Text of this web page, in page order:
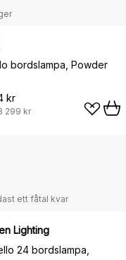
bordslampa, Powder
kr
299 kr
ett fåtal kvar
Lighting
24 bordslampa,